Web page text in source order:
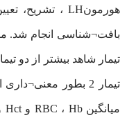
بافت¬شناسی انجام شد.
تیمار 2 بطور